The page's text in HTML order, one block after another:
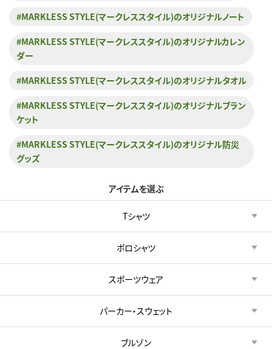
#MARKLESS STYLE(マークレススタイル)のオリジナルノート
#MARKLESS STYLE(マークレススタイル)のオリジナルカレン
ダー
#MARKLESS STYLE(マークレススタイル)のオリジナルタオル
#MARKLESS STYLE(マークレススタイル)のオリジナルブラン
ケット
#MARKLESS STYLE(マークレススタイル)のオリジナル防災
グッズ
アイテムを選ぶ
Tシャツ
ポロシャツ
スポーツウェア
パーカー・スウェット
ブルゾン